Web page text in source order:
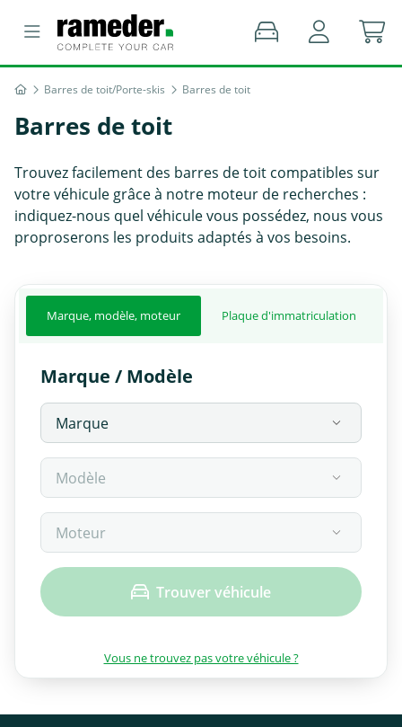
Barres de toit/Porte-skis Barres de toit
Barres de toit
Trouvez facilement des barres de toit compatibles sur
votre véhicule grâce à notre moteur de recherches :
indiquez-nous quel véhicule vous possédez, nous vous
proproserons les produits adaptés à vos besoins.
Marque, modèle, moteur Plaque d'immatriculation
Marque / Modèle
Trouver véhicule
Vous ne trouvez pas votre véhicule ?